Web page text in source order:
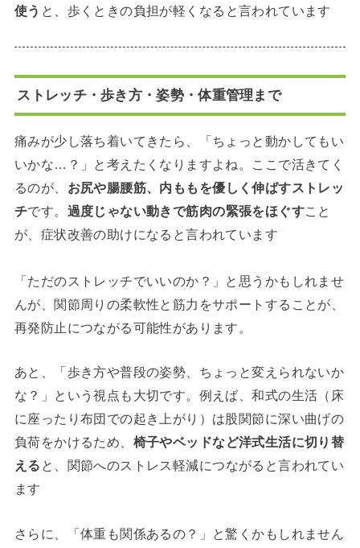
使う と、歩くときの負担が軽くなると言われています
ストレッチ・歩き方・姿勢・体重管理まで
痛みが少し落ち着いてきたら、「ちょっと動かしてもい
いかな…？」と考えたくなりますよね。ここで活きてく
るのが、 お尻や腸腰筋、内ももを優しく伸ばすストレッ
チです。 過度じゃない動きで筋肉の緊張をほぐすこと
が、症状改善の助けになると言われています
「ただのストレッチでいいのか？」と思うかもしれませ
んが、関節周りの柔軟性と筋力をサポートすることが、
再発防止につながる可能性があります。
あと、「歩き方や普段の姿勢、ちょっと変えられないか
な？」という視点も大切です。例えば、和式の生活（床
に座ったり布団での起き上がり）は股関節に深い曲げの
負荷をかけるため、 椅子やベッドなど洋式生活に切り替
える と、関節へのストレス軽減につながると言われてい
ます
さらに、「体重も関係あるの？」と驚くかもしれません